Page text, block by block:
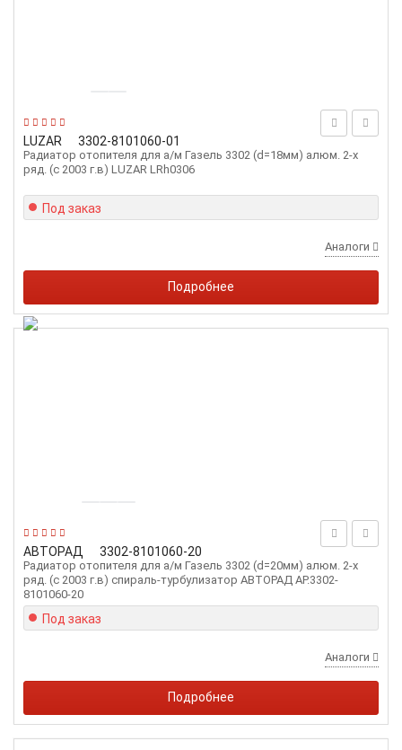
LUZAR 3302-8101060-01
Радиатор отопителя для а/м Газель 3302 (d=18мм) алюм. 2-х
ряд. (с 2003 г.в) LUZAR LRh0306
Под заказ
Аналоги
Подробнее
АВТОРАД 3302-8101060-20
Радиатор отопителя для а/м Газель 3302 (d=20мм) алюм. 2-х
ряд. (с 2003 г.в) спираль-турбулизатор АВТОРАД AP.3302-
8101060-20
Под заказ
Аналоги
Подробнее